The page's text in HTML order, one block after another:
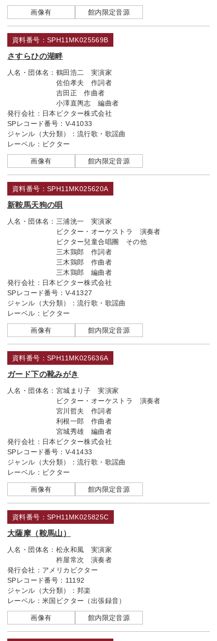
画像有 館内限定音源
資料番号：SPH11MK025569B
さすらひの湖畔
人名・団体名： 鶴田浩二 実演家
佐伯孝夫 作詞者
吉田正 作曲者
小澤直輿志 編曲者
発行会社： 日本ビクター株式会社
SPレコード番号： V-41033
ジャンル（大分類）： 流行歌・歌謡曲
レーベル： ビクター
画像有 館内限定音源
資料番号：SPH11MK025620A
新鞍馬天狗の唄
人名・団体名： 三浦洸一 実演家
ビクター・オーケストラ 演奏者
ビクター兒童合唱團 その他
三木鶏郎 作詞者
三木鶏郎 作曲者
三木鶏郎 編曲者
発行会社： 日本ビクター株式会社
SPレコード番号： V-41327
ジャンル（大分類）： 流行歌・歌謡曲
レーベル： ビクター
画像有 館内限定音源
資料番号：SPH11MK025636A
ガード下の靴みがき
人名・団体名： 宮城まり子 実演家
ビクター・オーケストラ 演奏者
宮川哲夫 作詞者
利根一郎 作曲者
宮城秀雄 編曲者
発行会社： 日本ビクター株式会社
SPレコード番号： V-41433
ジャンル（大分類）： 流行歌・歌謡曲
レーベル： ビクター
画像有 館内限定音源
資料番号：SPH11MK025825C
大薩摩（鞍馬山）
人名・団体名： 松永和風 実演家
杵屋常次 演奏者
発行会社： アメリカビクター
SPレコード番号： 11192
ジャンル（大分類）： 邦楽
レーベル： 米国ビクター（出張録音）
画像有 館内限定音源